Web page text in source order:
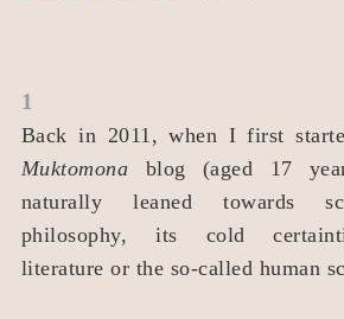
b
o
o
k
A
p
p
e
n
g
er
1
Back in 2011, when I first
Muktomona blog (aged 17
naturally leaned towards
philosophy, its cold
literature or the so-called human